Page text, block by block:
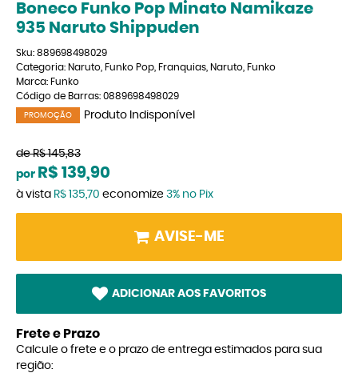
Boneco Funko Pop Minato Namikaze
935 Naruto Shippuden
Sku: 889698498029
Categoria: Naruto Funko Pop Franquias Naruto Funko
Marca: Funko
Código de Barras: 0889698498029
PROMOÇÃO Produto Indisponível
de R$ 145,83
por R$ 139,90
à vista R$ 135,70 economize 3% no Pix
AVISE-ME
ADICIONAR AOS FAVORITOS
Frete e Prazo
Calcule o frete e o prazo de entrega estimados para sua
região: